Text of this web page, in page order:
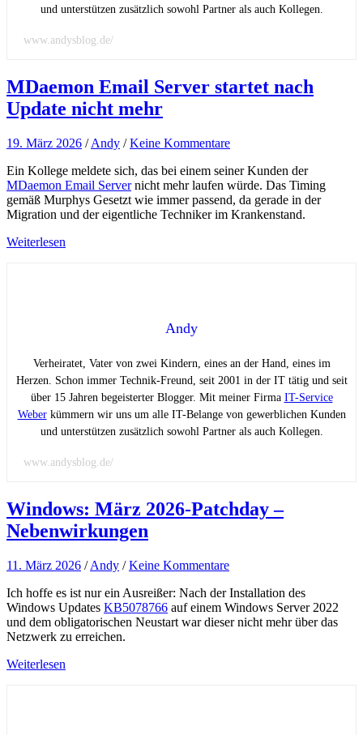
und unterstützen zusätzlich sowohl Partner als auch Kollegen.
www.andysblog.de/
MDaemon Email Server startet nach
Update nicht mehr
19. März 2026 /Andy /Keine Kommentare
Ein Kollege meldete sich, das bei einem seiner Kunden der
MDaemon Email Servernicht mehr laufen würde. Das Timing
gemäß Murphys Gesetzt wie immer passend, da gerade in der
Migration und der eigentliche Techniker im Krankenstand.
Weiterlesen
Andy
Verheiratet, Vater von zwei Kindern, eines an der Hand, eines im
Herzen. Schon immer Technik-Freund, seit 2001 in der IT tätig und seit
über 15 Jahren begeisterter Blogger. Mit meiner Firma IT-Service
Weberkümmern wir uns um alle IT-Belange von gewerblichen Kunden
und unterstützen zusätzlich sowohl Partner als auch Kollegen.
www.andysblog.de/
Windows: März 2026-Patchday –
Nebenwirkungen
11. März 2026 /Andy /Keine Kommentare
Ich hoffe es ist nur ein Ausreißer: Nach der Installation des
Windows Updates KB5078766 auf einem Windows Server 2022
und dem obligatorischen Neustart war dieser nicht mehr über das
Netzwerk zu erreichen.
Weiterlesen